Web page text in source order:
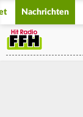
Nachrichten